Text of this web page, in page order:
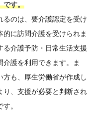
です。
るのは、要介護認定を受け
に訪問介護を受けられま
る介護予防・日常生活支援
護を利用できます。ま
も、厚生労働省が作成し
り、支援が必要と判断され
。